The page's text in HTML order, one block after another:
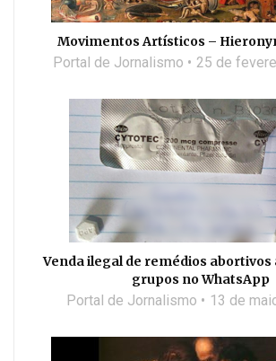
Movimentos Artísticos –
Portal de Jornalismo 25 de
Venda ilegal de remédios abortivos
grupos no WhatsApp
Portal de Jornalismo 13 de